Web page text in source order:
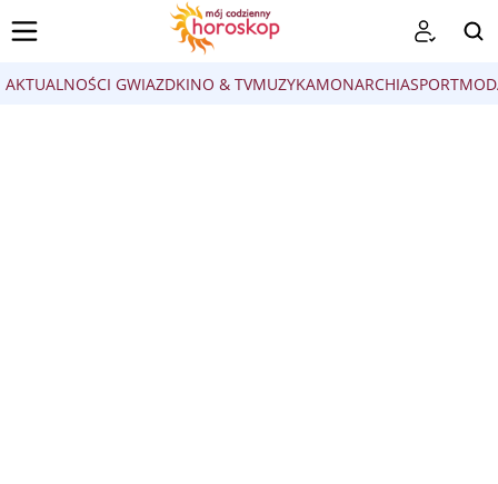
AKTUALNOŚCI GWIAZDKINO & TVMUZYKAMONARCHIASPORT